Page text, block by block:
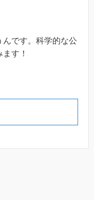
です。科学的な公
す！